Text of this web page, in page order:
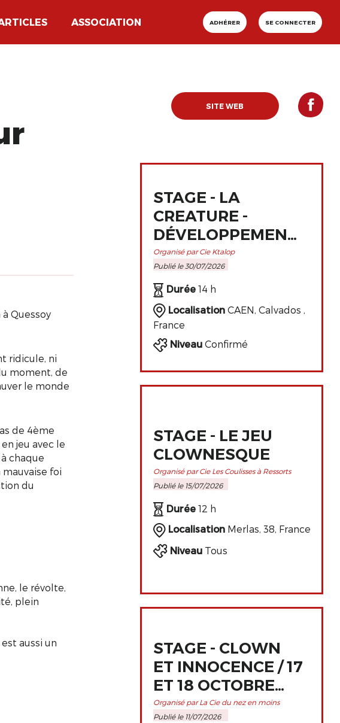
ASSOCIATION ADHÉRER SE CONNECTER
Quessoy
ridicule, ni
moment, de
le monde
de 4ème
jeu avec le
chaque
foi
du
le révolte,
plein
aussi un
SITE WEB
STAGE - LA
CREATURE -
DÉVELOPPEMENT
ET
PERFECTIONNEMENT
DE L'ART
CLOWNESQUE
Organisé par Cie Ktalop
Publié le 30/07/2026
Durée14 h
LocalisationCAEN, Calvados ,
France
NiveauConfirmé
STAGE - LE JEU
CLOWNESQUE
Organisé par Cie Les Coulisses à Ressorts
Publié le 15/07/2026
Durée12 h
LocalisationMerlas, 38, France
NiveauTous
STAGE - CLOWN
ET INNOCENCE / 17
ET 18 OCTOBRE
2026 À PARIS
Organisé par La Cie du nez en moins
Publié le 11/07/2026